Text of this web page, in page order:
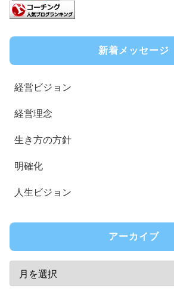
新着メッセージ
経営ビジョン
経営理念
生き方の方針
明確化
人生ビジョン
アーカイブ